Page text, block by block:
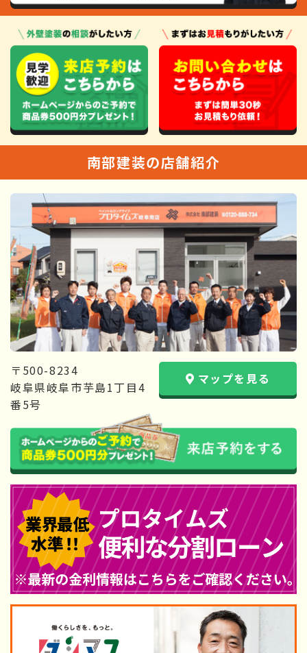
南部建装の店舗紹介
〒500-8234
岐阜県岐阜市芋島1丁目4
番5号
マップを見る